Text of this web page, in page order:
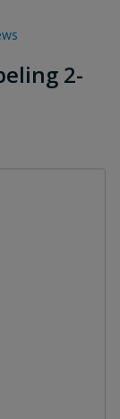
2-